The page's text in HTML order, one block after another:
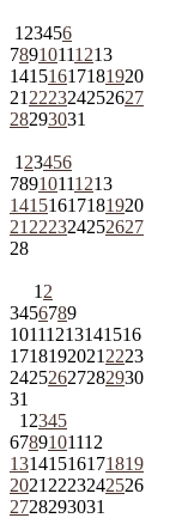
1 23456
78910111213
14151617181920
21 222324252627
28293031
1 23456
78910111213
14151617181920
21 222324252627
28
1 2
3456789
10111213141516
1718192021 2223
24252627282930
31
1 2345
6789101112
13141516171819
2021 2223242526
2728293031